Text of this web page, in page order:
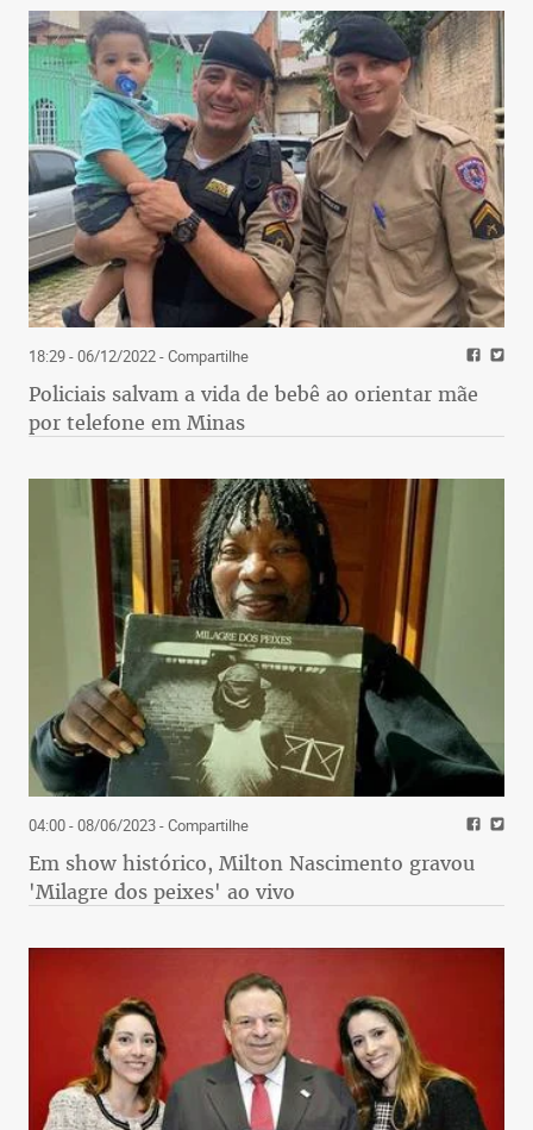
18:29 - 06/12/2022- Compartilhe
Policiais salvam a vida de bebê ao orientar mãe
por telefone em Minas
04:00 - 08/06/2023- Compartilhe
Em show histórico, Milton Nascimento gravou
'Milagre dos peixes' ao vivo